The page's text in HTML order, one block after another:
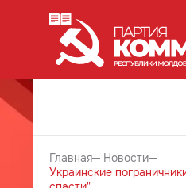
Главная
Новости
Украинские